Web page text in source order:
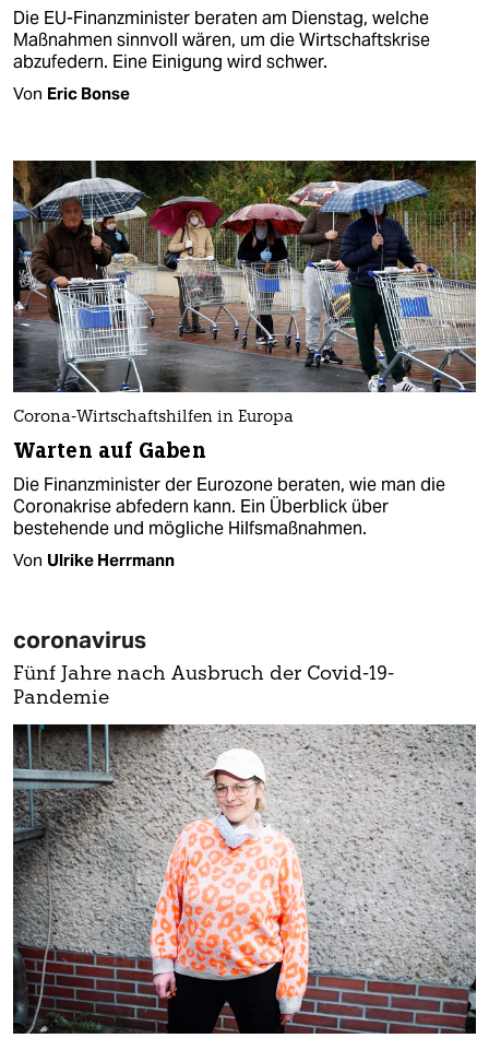
Die EU-Finanzminister beraten am Dienstag, welche
Maßnahmen sinnvoll wären, um die Wirtschaftskrise
abzufedern. Eine Einigung wird schwer.
Von Eric Bonse
Corona-Wirtschaftshilfen in Europa
Warten auf Gaben
Die Finanzminister der Eurozone beraten, wie man die
Coronakrise abfedern kann. Ein Überblick über
bestehende und mögliche Hilfsmaßnahmen.
Von Ulrike Herrmann
coronavirus
Fünf Jahre nach Ausbruch der Covid-19-
Pandemie